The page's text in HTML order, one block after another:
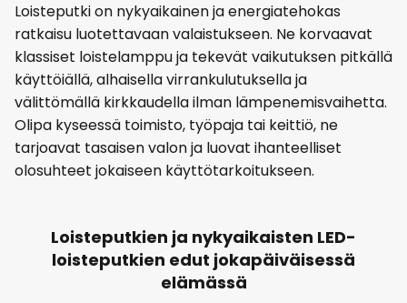
Loisteputki on nykyaikainen ja energiatehokas
ratkaisu luotettavaan valaistukseen. Ne korvaavat
klassiset loistelamppu ja tekevät vaikutuksen pitkällä
käyttöiällä, alhaisella virrankulutuksella ja
välittömällä kirkkaudella ilman lämpenemisvaihetta.
Olipa kyseessä toimisto, työpaja tai keittiö, ne
tarjoavat tasaisen valon ja luovat ihanteelliset
olosuhteet jokaiseen käyttötarkoitukseen.
Loisteputkien ja nykyaikaisten LED-
loisteputkien edut jokapäiväisessä
elämässä